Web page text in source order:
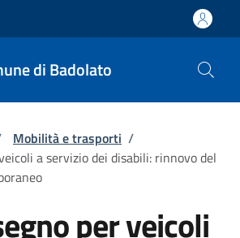
di Badolato
pane
Mobilità e trasporti /
a servizio dei disabili: rinnovo del
per veicoli